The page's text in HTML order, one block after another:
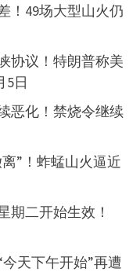
！49场大型山火仍
协议！特朗普称美
5日
恶化！禁烧令继续
”！蚱蜢山火逼近
期二开始生效！
天下午开始”再遭